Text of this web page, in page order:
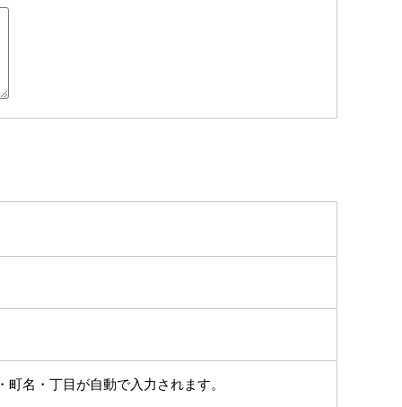
名・丁目が自動で入力されます。